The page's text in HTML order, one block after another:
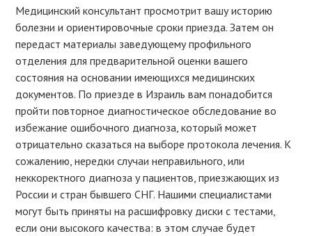
Медицинский консультант просмотрит вашу историю
болезни и ориентировочные сроки приезда. Затем он
передаст материалы заведующему профильного
отделения для предварительной оценки вашего
состояния на основании имеющихся медицинских
документов. По приезде в Израиль вам понадобится
пройти повторное диагностическое обследование во
избежание ошибочного диагноза, который может
отрицательно сказаться на выборе протокола лечения. К
сожалению, нередки случаи неправильного, или
неккоректного диагноза у пациентов, приезжающих из
России и стран бывшего СНГ. Нашими специалистами
могут быть приняты на расшифровку диски с тестами,
если они высокого качества: в этом случае будет